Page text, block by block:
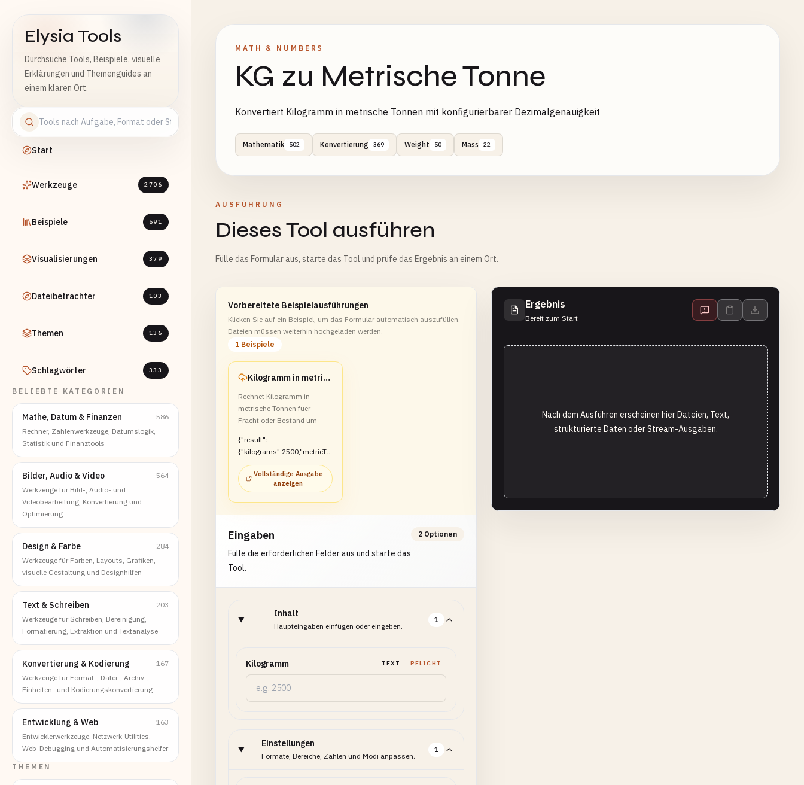
Elysia Tools
Durchsuche Tools, Beispiele, visuelle
Erklärungen und Themenguides an
einem klaren Ort.
Start
Werkzeuge 2706
Beispiele 591
Visualisierungen 379
Dateibetrachter 103
Themen 136
Schlagwörter 333
BELIEBTE KATEGORIEN
Mathe, Datum & Finanzen
586
Rechner, Zahlenwerkzeuge, Datumslogik,
Statistik und Finanztools
Bilder, Audio & Video
564
Werkzeuge für Bild-, Audio- und
Videobearbeitung, Konvertierung und
Optimierung
Design & Farbe
284
Werkzeuge für Farben, Layouts, Grafiken,
visuelle Gestaltung und Designhilfen
Text & Schreiben
203
Werkzeuge für Schreiben, Bereinigung,
Formatierung, Extraktion und Textanalyse
Konvertierung & Kodierung
167
Werkzeuge für Format-, Datei-, Archiv-,
Einheiten- und Kodierungskonvertierung
Entwicklung & Web
163
Entwicklerwerkzeuge, Netzwerk-Utilities,
Web-Debugging und Automatisierungshelfer
THEMEN
MATH & NUMBERS
KG zu Metrische Tonne
Konvertiert Kilogramm in metrische Tonnen mit konfigurierbarer Dezimalgenauigkeit
Mathematik 502 Konvertierung 369 Weight 50 Mass 22
AUSFÜHRUNG
Dieses Tool ausführen
Fülle das Formular aus, starte das Tool und prüfe das Ergebnis an einem Ort.
Vorbereitete Beispielausführungen
Klicken Sie auf ein Beispiel, um das Formular automatisch auszufüllen.
Dateien müssen weiterhin hochgeladen werden.
1 Beispiele
Kilogramm in metrische Tonnen umrechnen
Rechnet Kilogramm in
metrische Tonnen fuer
Fracht oder Bestand um
{"result":
{"kilograms":2500,"metricTo
ns":2.5}}
Vollständige Ausgabe
anzeigen
Eingaben
Fülle die erforderlichen Felder aus und starte das
Tool.
2 Optionen
Inhalt
Haupteingaben einfügen oder eingeben.
1
Kilogramm TEXT PFLICHT
Einstellungen
Formate, Bereiche, Zahlen und Modi anpassen.
1
Ergebnis
Bereit zum Start
Nach dem Ausführen erscheinen hier Dateien, Text,
strukturierte Daten oder Stream-Ausgaben.